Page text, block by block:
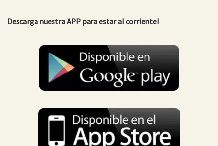
Descarga nuestra APP para estar al corriente!